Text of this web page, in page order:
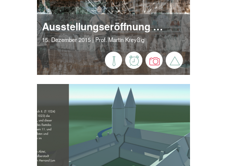
Ausstellungseröffnung mit Fotografien von Tim Bruns in der Villa der Hochschule Harz
15. Dezember 2015| Prof. Martin Kreyßig